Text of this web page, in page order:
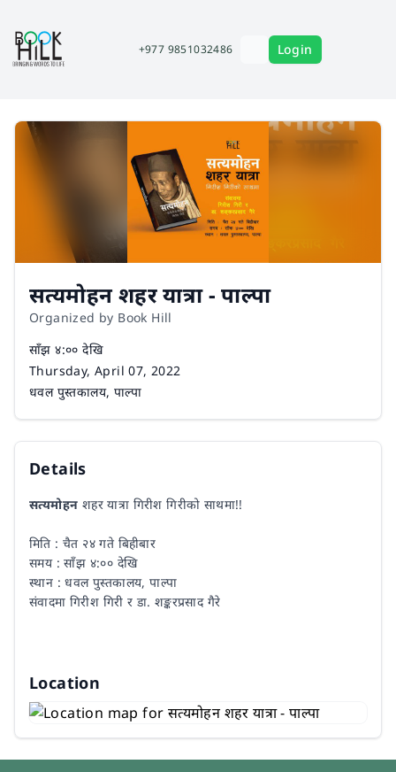
+977 9851032486 Login
सत्यमोहन शहर यात्रा - पाल्पा
Organized by Book Hill
Time
साँझ ४:०० देखि
Date
Thursday, April 07, 2022
Venue
धवल पुस्तकालय, पाल्पा
Details
सत्यमोहन शहर यात्रा गिरीश गिरीको साथमा!!
मिति : चैत २४ गते बिहीबार
समय : साँझ ४:०० देखि
स्थान : धवल पुस्तकालय, पाल्पा
संवादमा गिरीश गिरी र डा. शङ्करप्रसाद गैरे
Location